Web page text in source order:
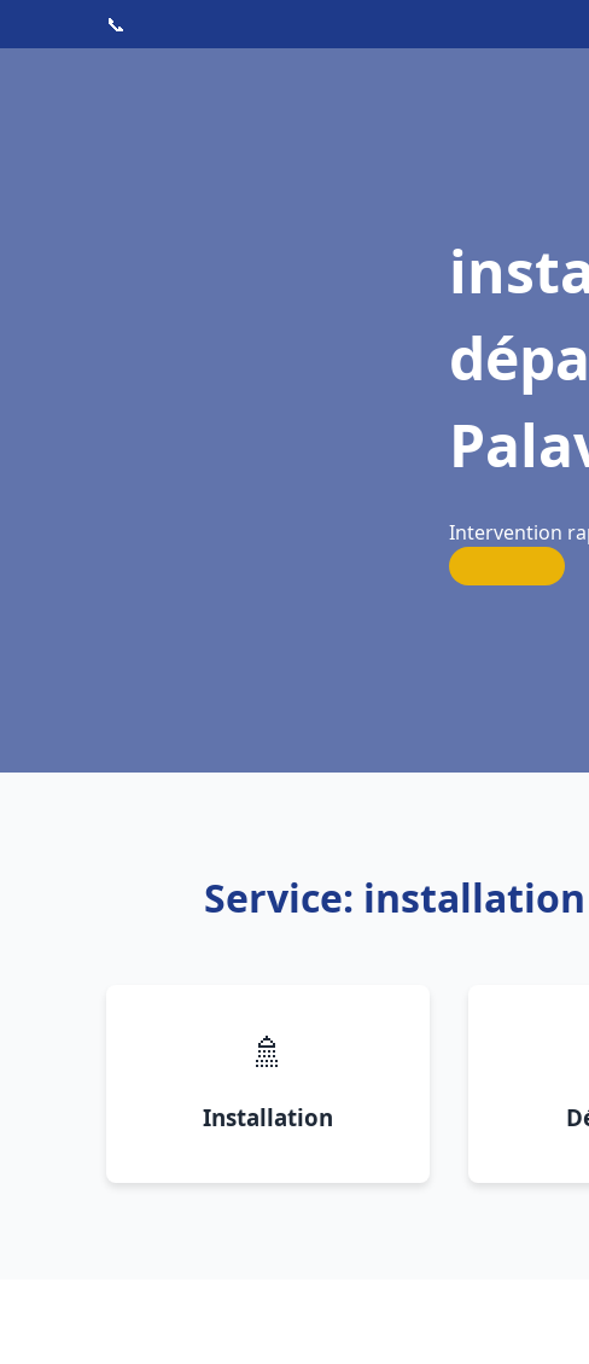
📞
Intervention
Service:
🚿
Installation